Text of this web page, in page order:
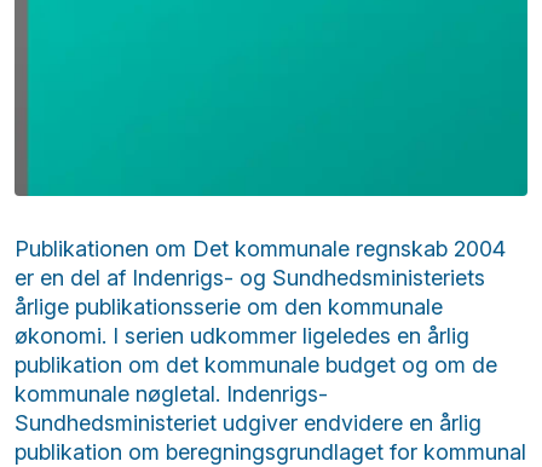
Publikationen om Det kommunale regnskab 2004
er en del af Indenrigs- og Sundhedsministeriets
årlige publikationsserie om den kommunale
økonomi. I serien udkommer ligeledes en årlig
publikation om det kommunale budget og om de
kommunale nøgletal. Indenrigs-
Sundhedsministeriet udgiver endvidere en årlig
publikation om beregningsgrundlaget for kommunal